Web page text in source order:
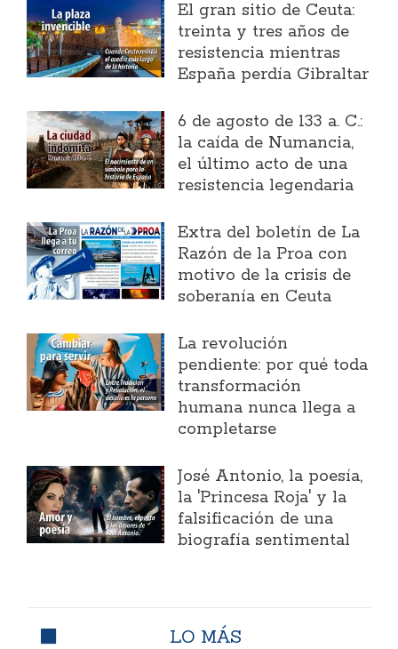
El gran sitio de Ceuta:
treinta y tres años de
resistencia mientras
España perdía Gibraltar
6 de agosto de 133 a. C.:
la caída de Numancia,
el último acto de una
resistencia legendaria
Extra del boletín de La
Razón de la Proa con
motivo de la crisis de
soberanía en Ceuta
La revolución
pendiente: por qué toda
transformación
humana nunca llega a
completarse
José Antonio, la poesía,
la 'Princesa Roja' y la
falsificación de una
biografía sentimental
LO MÁS